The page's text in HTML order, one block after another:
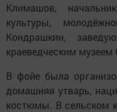
Климашов,
культуры,
Кондрашкин,
краеведческим музеем
В фойе была
домашняя утварь,
костюмы. В сельском